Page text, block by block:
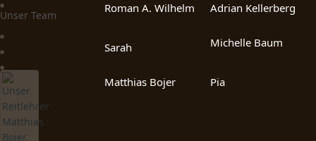
Adrian Kellerberg
Roman A. Wilhelm
Unser Team
Michelle Baum
Sarah
Pia
Matthias Bojer